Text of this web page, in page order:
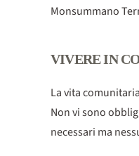
Monsummano
VIVERE IN
La vita
Non vi sono
necessari ma